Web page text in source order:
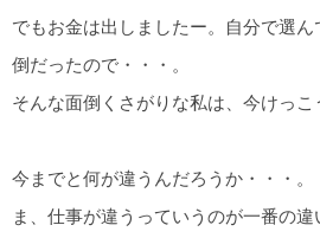
でもお金は出しましたー。自分で選
倒だったので・・・。
そんな面倒くさがりな私は、今けっこ
今までと何が違うんだろうか・・・。
ま、仕事が違うっていうのが一番の違